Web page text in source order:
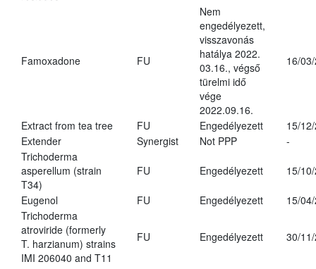
Famoxadone FU
Nem
engedélyezett,
visszavonás
hatálya 2022.
03.16., végső
türelmi idő
vége
2022.09.16.
16/
Extract from tea tree FU Engedélyezett
15/
Extender
Synergist Not PPP
-
Trichoderma
asperellum (strain
T34)
FU Engedélyezett 15/
Eugenol FU Engedélyezett
15/
Trichoderma
atroviride (formerly
T. harzianum) strains
IMI 206040 and T11
FU Engedélyezett 30/